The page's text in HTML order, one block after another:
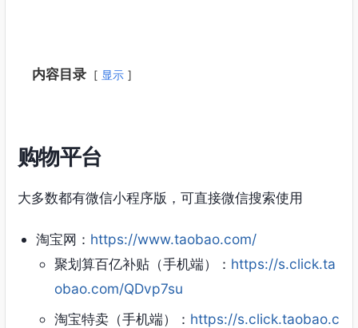
内容目录 显示
购物平台
大多数都有微信小程序版，可直接微信搜索使用
淘宝网： https://www.taobao.com/
聚划算百亿补贴（手机端）： https://s.click.ta
obao.com/QDvp7su
淘宝特卖（手机端）： https://s.click.taobao.c